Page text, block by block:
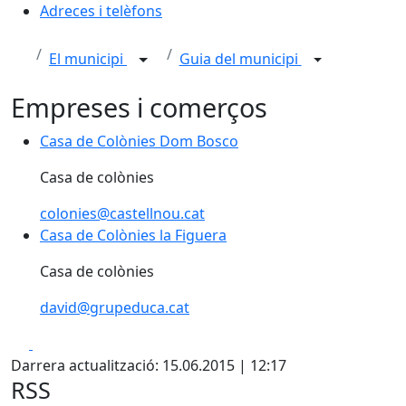
Adreces i telèfons
El municipi Guia del municipi
Empreses i comerços
Casa de Colònies Dom Bosco
Casa de Colònies Dom Bosco
Casa de colònies
colonies@castellnou.cat
Casa de Colònies la Figuera
Casa de Colònies la Figuera
Casa de colònies
david@grupeduca.cat
Darrera actualització: 15.06.2015 | 12:17
RSS